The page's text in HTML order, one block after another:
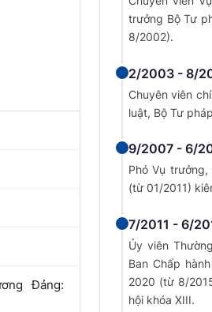
Đảng:
trưởng Bộ Tư
8/2002).
2/2003 - 8/
Chuyên viên
luật, Bộ Tư
9/2007 - 6/
Phó Vụ
(từ 01/2011)
7/2011 - 6/
Ủy viên
Ban Chấp
2020 (từ 8/
hội khóa XIII.